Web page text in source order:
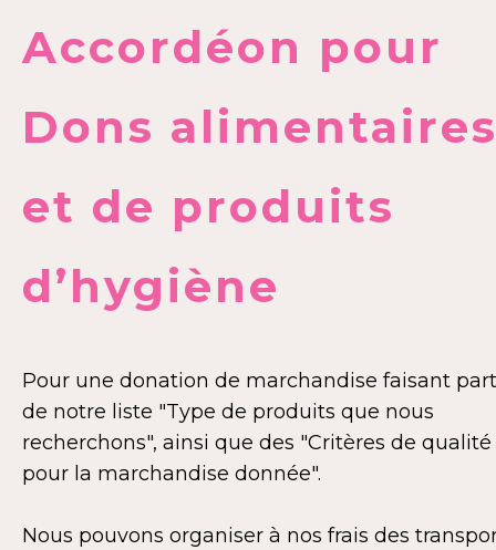
Accordéon pour
Dons
et de produits
d’hygiène
Pour une donation de marchandise faisant
de notre liste "Type de produits que nous
recherchons", ainsi que des "Critères de qualité
pour la marchandise donnée".
Nous pouvons organiser à nos frais des